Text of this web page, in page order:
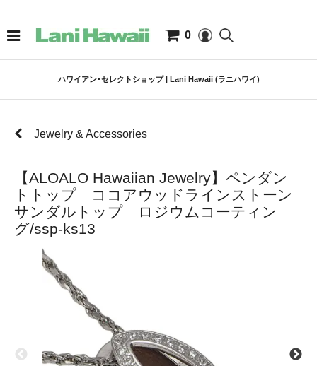
0
ハワイアン･セレクトショップ | Lani Hawaii (ラニハワイ)
Jewelry & Accessories
【ALOALO Hawaiian Jewelry】ペンダン
トトップ ココアウッドラインストーン
サンダルトップ ロジウムコーティン
グ/ssp-ks13